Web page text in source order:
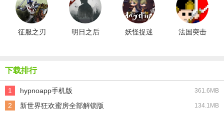
征服之刃
明日之后
妖怪捉迷
法国突击
下载排行
1 hypnoapp手机版 361.6MB
2 新世界狂欢蜜房全部解锁版 134.1MB